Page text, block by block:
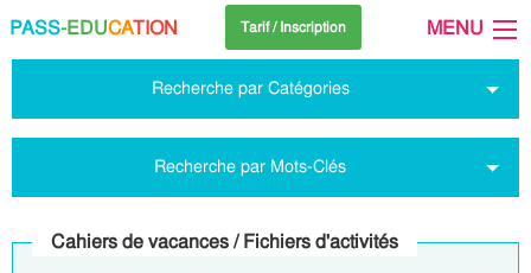
PASS-EDUCATION Tarif / Inscription MENU
Recherche par Catégories
Recherche par Mots-Clés
Cahiers de vacances / Fichiers d'activités